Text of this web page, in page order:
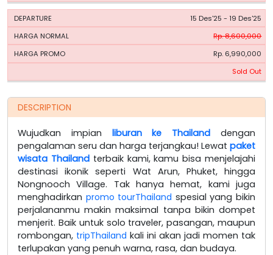
15 Des'25 - 19 Des'25
Rp. 8,600,000
Rp. 6,990,000
Sold Out
DESCRIPTION
Wujudkan impian liburan ke Thailand dengan
pengalaman seru dan harga terjangkau! Lewat paket
wisata Thailandterbaik kami, kamu bisa menjelajahi
destinasi ikonik seperti Wat Arun, Phuket, hingga
Nongnooch Village. Tak hanya hemat, kami juga
menghadirkan promo tourThailand spesial yang bikin
perjalananmu makin maksimal tanpa bikin dompet
menjerit. Baik untuk solo traveler, pasangan, maupun
rombongan, tripThailand kali ini akan jadi momen tak
terlupakan yang penuh warna, rasa, dan budaya.